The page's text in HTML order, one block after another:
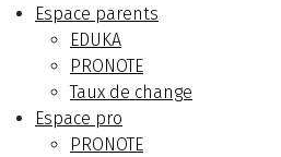
Espace parents
EDUKA
PRONOTE
Taux de change
Espace pro
PRONOTE